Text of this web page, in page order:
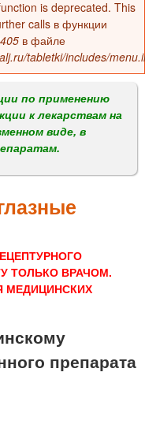
is deprecated. This
calls в функции
в файле
tabletki/includes/
по применению
к лекарствам на
виде, в
ТОЛЬКО ВРАЧОМ.
МЕДИЦИНСКИХ
препарата